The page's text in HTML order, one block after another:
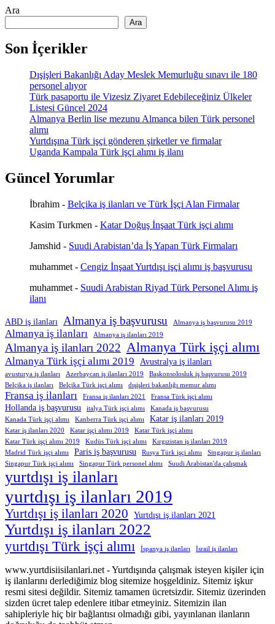
Ara
Ara
Son İçerikler
Dışişleri Bakanlığı Aday Meslek Memurluğu sınavı ile 180
personel alıyor
Türk pasaportu ile Vizesiz Ziyaret Edebileceğiniz Ülkeler
Listesi Güncel 2024
Almanya Berlin lise mezunu Almanca bilen Türk personel
alımı
Yurtdışına Türk işçi gönderen şirketler ve firmalar
Uganda Kampala Türk işçi alımı iş ilanı
Güncel Yorumlar
İbrahim - Belçika iş ilanları ve Türk İşçi Alan Firmalar
Kasim Turkmen - Katar Doğuş İnşaat Türk işçi alımı
Jamshid - Suudi Arabistan’da İş Yapan Türk Firmaları
muhammet - Cengiz İnşaat Yurtdışı işçi alımı iş başvurusu
muhammet - Suudi Arabistan Riyad Türk Personel Alımı iş
ilanı
ABD iş ilanları Almanya iş başvurusu Almanya iş başvurusu 2019
Almanya iş ilanları Almanya iş ilanları 2019
Almanya iş ilanları 2022 Almanya Türk işçi alımı
Almanya Türk işçi alımı 2019 Avustralya iş ilanları
avusturya iş ilanları Azerbaycan iş ilanları 2019
Başkonsolosluk iş başvurusu 2019
Belçika iş ilanları
Belçika Türk işçi alımı dışişleri bakanlığı memur alımı
Fransa iş ilanları Fransa iş ilanları 2021 Fransa Türk işçi alımı
Hollanda iş başvurusu italya Türk işçi alımı
Kanada iş başvurusu
Kanada Türk işçi alımı
Kanberra Türk işçi alımı Katar iş ilanları 2019
Katar iş ilanları 2020 Katar işçi alımı 2019
Katar Türk işçi alımı
Katar Türk işçi alımı 2019
Kudüs Türk işçi alımı
Kırgızistan iş ilanları 2019
Madrid Türk işçi alımı
Paris iş başvurusu Rusya Türk işçi alımı
Singapur iş ilanları
Singapur Türk işçi alımı
Singapur Türk personel alımı Suudi Arabistan'da çalışmak
yurtdışı iş ilanları
yurtdışı iş ilanları 2019
Yurtdışı iş ilanları 2020 Yurtdışı iş ilanları 2021
Yurtdışı iş ilanları 2022
yurtdışı Türk işçi alımı İspanya iş ilanları İsrail iş ilanları
www.yurtdisiisilanlari.net - Yurtdışında çalışmak isteyen kişiler için
iş ilanlarını derlediğimiz blog sitemize hoşgeldiniz. Sitemiz işkur
resmi sitesi değildir. Sitemiz tamamen ücretsizdir. Sitemiz üzerinden
sizden ücret talep edenlere itibar etmeyiniz. Sitemizin ilan
sahipleriyle hiç bir bağlantısı olmadığı gibi, yayınlanan ilanların